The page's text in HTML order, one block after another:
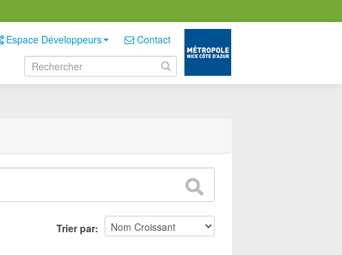
Espace Développeurs Contact
Trier par